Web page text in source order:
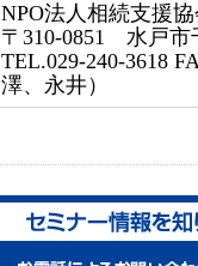
NPO法人相続支援
〒310-0851 水戸市
TEL.029-240-3618
澤、永井）